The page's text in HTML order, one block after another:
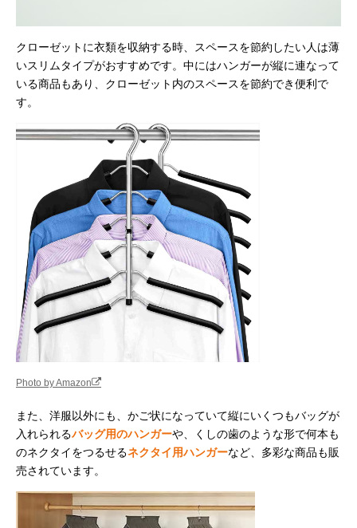
クローゼットに衣類を収納する時、スペースを節約したい人は薄
いスリムタイプがおすすめです。中にはハンガーが縦に連なって
いる商品もあり、クローゼット内のスペースを節約でき便利で
す。
Photo by Amazon
また、洋服以外にも、かご状になっていて縦にいくつもバッグが
入れられるバッグ用のハンガーや、くしの歯のような形で何本も
のネクタイをつるせるネクタイ用ハンガーなど、多彩な商品も販
売されています。